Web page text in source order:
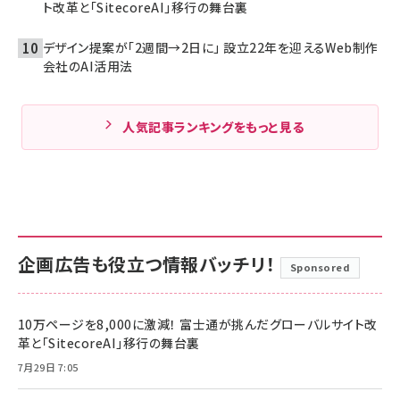
ト改革と「SitecoreAI」移行の舞台裏
デザイン提案が「2週間→2日に」 設立22年を迎えるWeb制作
会社のAI活用法
人気記事ランキングをもっと見る
企画広告も役立つ情報バッチリ！ Sponsored
10万ページを8,000に激減！ 富士通が挑んだグローバルサイト改
革と「SitecoreAI」移行の舞台裏
7月29日 7:05